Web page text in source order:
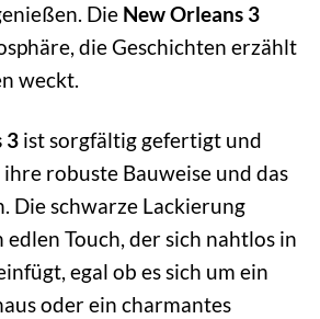
Die New Orleans 3
die Geschichten erzählt
weckt.
3 ist sorgfältig gefertigt und
robuste Bauweise und das
Die schwarze Lackierung
Touch, der sich nahtlos in
egal ob es sich um ein
oder ein charmantes